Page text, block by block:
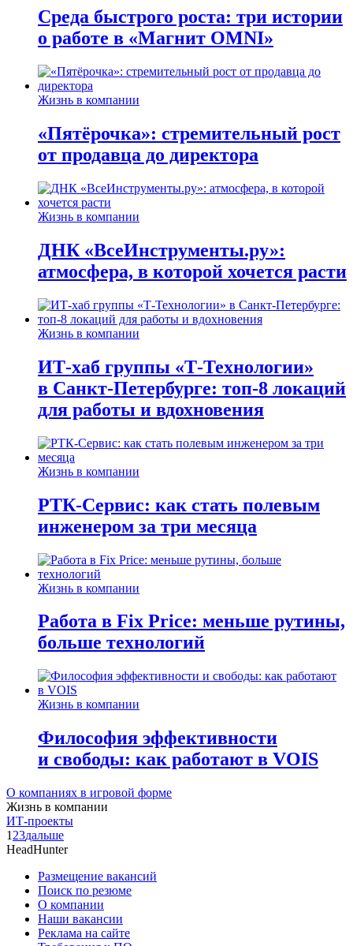
Среда быстрого роста: три истории
о работе в «Магнит OMNI»
Жизнь в компании
«Пятёрочка»: стремительный рост
от продавца до директора
Жизнь в компании
ДНК «ВсеИнструменты.ру»:
атмосфера, в которой хочется расти
Жизнь в компании
ИТ-хаб группы «Т-Технологии»
в Санкт-Петербурге: топ-8 локаций
для работы и вдохновения
Жизнь в компании
РТК-Сервис: как стать полевым
инженером за три месяца
Жизнь в компании
Работа в Fix Price: меньше рутины,
больше технологий
Жизнь в компании
Философия эффективности
и свободы: как работают в VOIS
О компаниях в игровой форме
Жизнь в компании
ИТ-проекты
1 23дальше
HeadHunter
Размещение вакансий
Поиск по резюме
О компании
Наши вакансии
Реклама на сайте